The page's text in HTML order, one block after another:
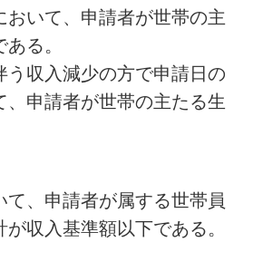
いて、申請者が世帯の主
る。
収入減少の方で申請日の
、申請者が世帯の主たる生
、申請者が属する世帯員
収入基準額以下である。